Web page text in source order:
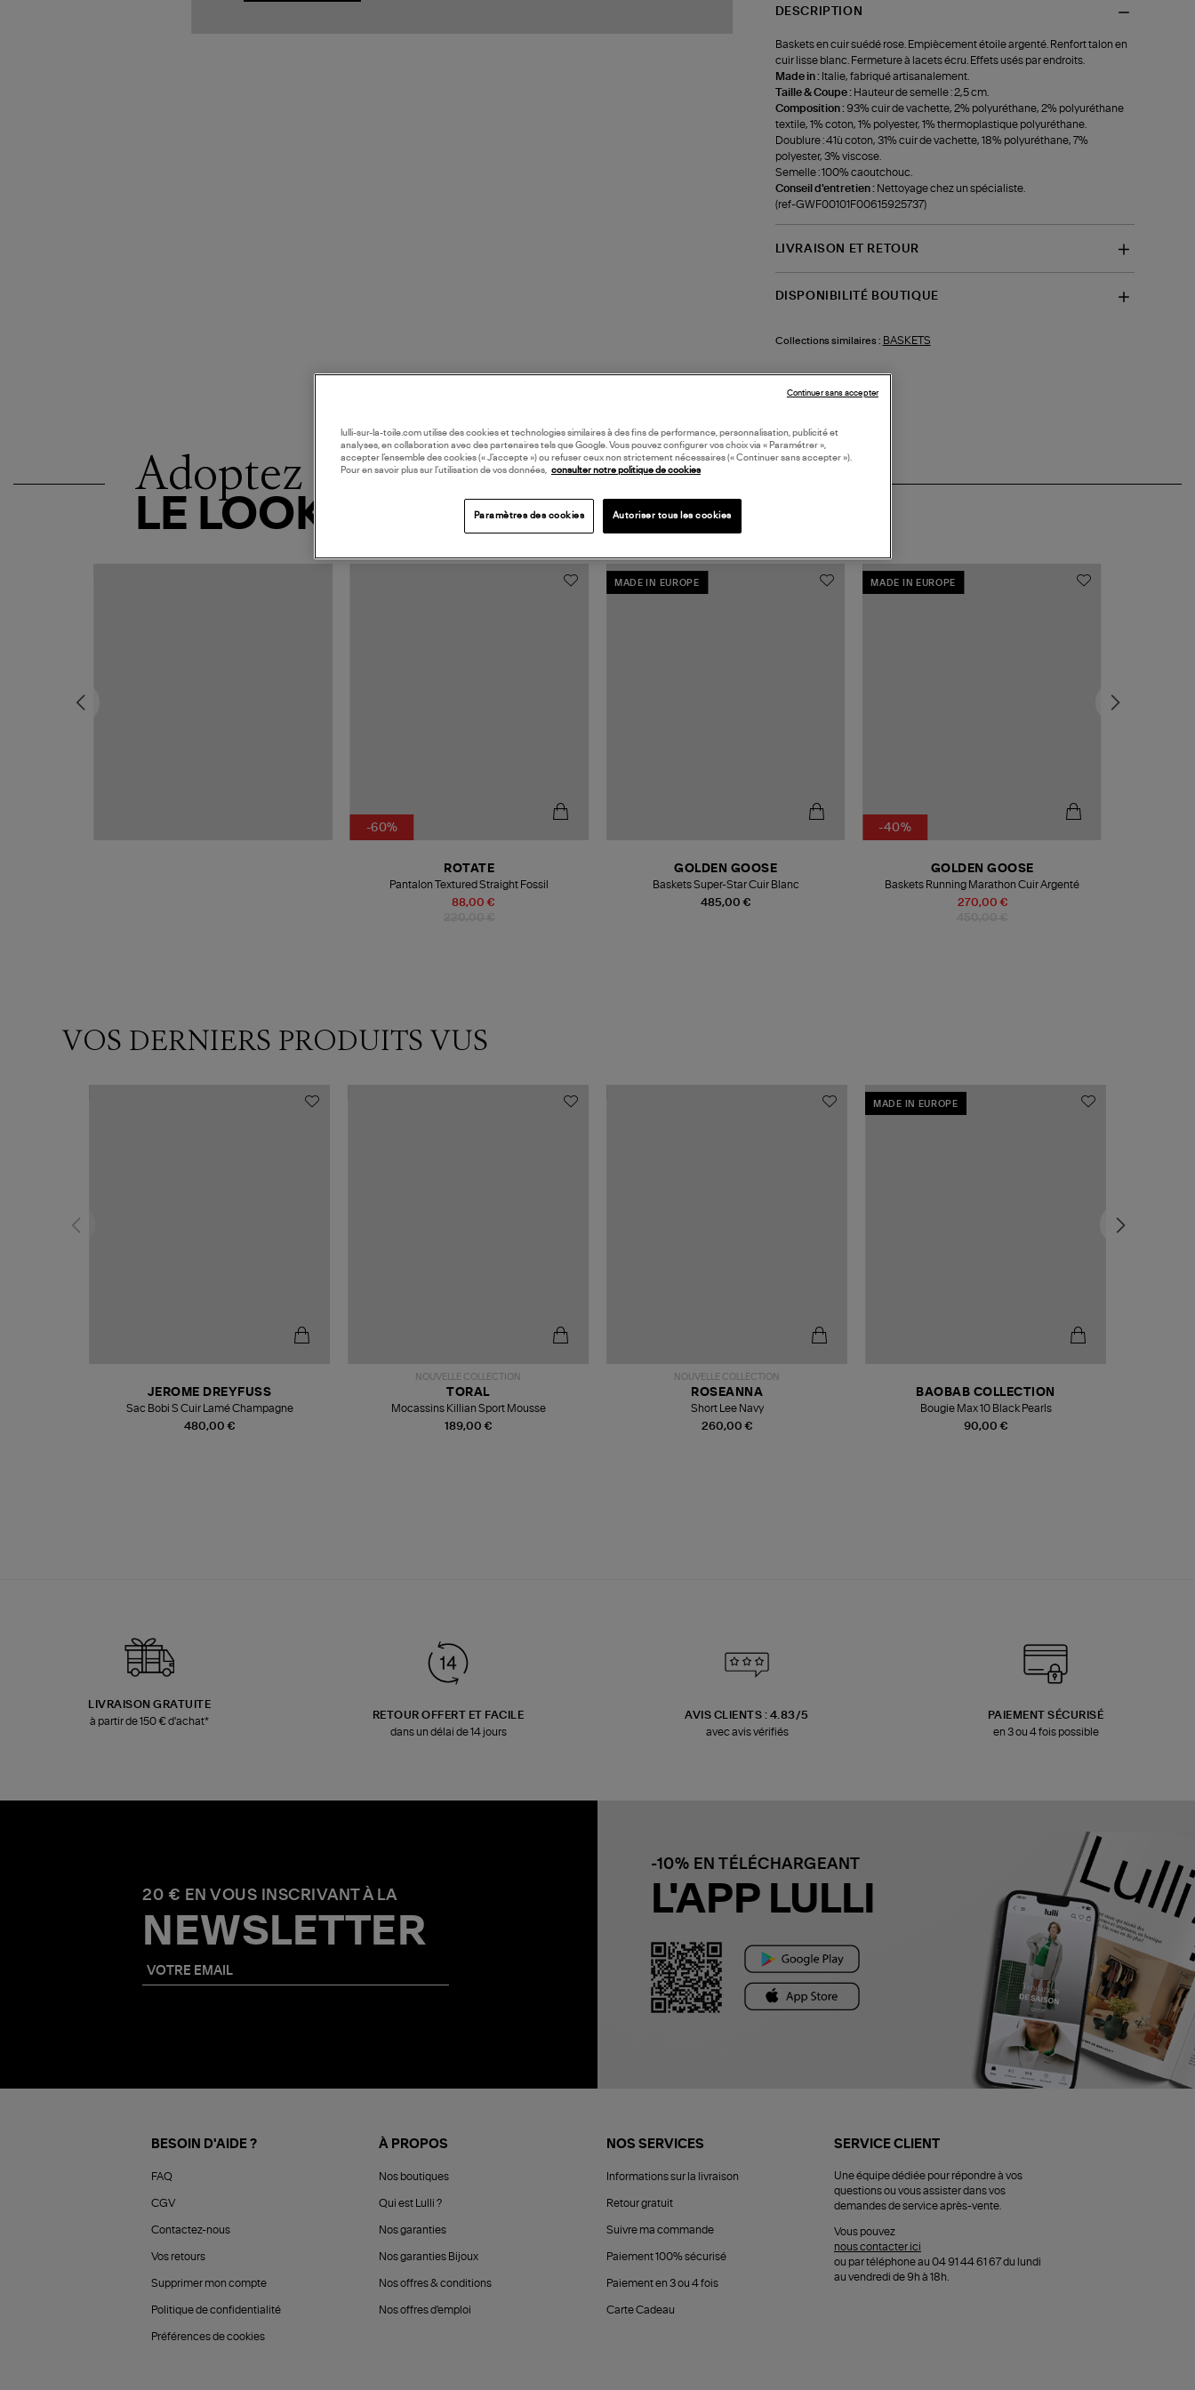
DESCRIPTION
Baskets en cuir suédé rose. Empiècement étoile argenté. Renfort talon en
cuir lisse blanc. Fermeture à lacets écru. Effets usés par endroits.
Made in : Italie, fabriqué artisanalement.
Taille & Coupe : Hauteur de semelle : 2,5 cm.
Composition : 93% cuir de vachette, 2% polyuréthane, 2% polyuréthane
textile, 1% coton, 1% polyester, 1% thermoplastique polyuréthane.
Doublure : 41ù coton, 31% cuir de vachette, 18% polyuréthane, 7%
polyester, 3% viscose.
Semelle : 100% caoutchouc.
Conseil d'entretien : Nettoyage chez un spécialiste.
(ref-GWF00101F00615925737)
LIVRAISON ET RETOUR
DISPONIBILITÉ BOUTIQUE
Collections similaires : BASKETS
Adoptez
LE LOOK
-60%
88,00 €
ROTATE
Pantalon Textured Straight Fossil
MADE IN EUROPE
485,00 €
GOLDEN GOOSE
Baskets Super-Star Cuir Blanc
MADE IN EUROPE
-40%
270,00 €
GOLDEN GOOSE
Baskets Running Marathon Cuir Argenté
VOS DERNIERS PRODUITS VUS
480,00 €
JEROME DREYFUSS
Sac Bobi S Cuir Lamé Champagne
NOUVELLE COLLECTION
189,00 €
TORAL
Mocassins Killian Sport Mousse
NOUVELLE COLLECTION
260,00 €
ROSEANNA
Short Lee Navy
MADE IN EUROPE
90,00 €
BAOBAB COLLECTION
Bougie Max 10 Black Pearls
LIVRAISON GRATUITE
à partir de 150 € d'achat*
RETOUR OFFERT ET FACILE
dans un délai de 14 jours
AVIS CLIENTS : 4.83/5
avec avis vérifiés
PAIEMENT SÉCURISÉ
en 3 ou 4 fois possible
20 € EN VOUS INSCRIVANT À LA
NEWSLETTER
-10% EN TÉLÉCHARGEANT
L'APP LULLI
BESOIN D'AIDE ?
FAQ
CGV
Contactez-nous
Vos retours
Supprimer mon compte
Politique de confidentialité
Préférences de cookies
À PROPOS
Nos boutiques
Qui est Lulli ?
Nos garanties
Nos garanties Bijoux
Nos offres & conditions
Nos offres d'emploi
NOS SERVICES
Informations sur la livraison
Retour gratuit
Suivre ma commande
Paiement 100% sécurisé
Paiement en 3 ou 4 fois
Carte Cadeau
SERVICE CLIENT
Une équipe dédiée pour répondre à vos
questions ou vous assister dans vos
demandes de service après-vente.
Vous pouvez
nous contacter ici
ou par téléphone au 04 91 44 61 67 du lundi
au vendredi de 9h à 18h.
lulli-sur-la-toile.com utilise des cookies et technologies similaires à des fins de performance, personnalisation, publicité et
analyses, en collaboration avec des partenaires tels que Google. Vous pouvez configurer vos choix via « Paramétrer »,
accepter l’ensemble des cookies (« J’accepte ») ou refuser ceux non strictement nécessaires (« Continuer sans accepter »).
Pour en savoir plus sur l’utilisation de vos données, consulter notre politique de cookies
Paramètres des cookies Autoriser tous les cookies
Continuer sans accepter